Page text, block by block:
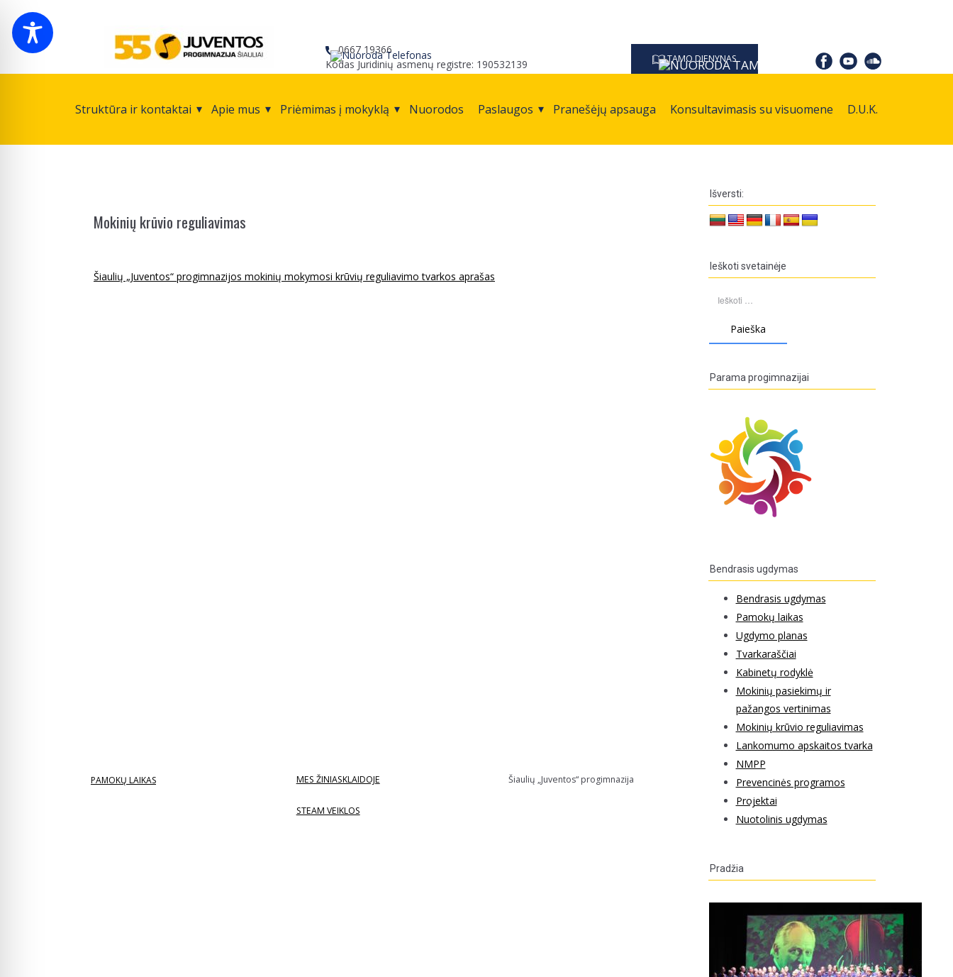
TAMO DIENYNAS
0667 19366
Kodas Juridinių asmenų registre: 190532139
Struktūra ir kontaktai Apie mus Priėmimas į mokyklą Nuorodos Paslaugos Pranešėjų apsauga Konsultavimasis su visuomene D.U.K.
Mokinių krūvio reguliavimas
Šiaulių „Juventos“ progimnazijos mokinių mokymosi krūvių reguliavimo tvarkos aprašas
PAMOKŲ LAIKAS MES ŽINIASKLAIDOJE
STEAM VEIKLOS
Šiaulių „Juventos“ progimnazija
Išversti:
Ieškoti svetainėje
Parama progimnazijai
Bendrasis ugdymas
Bendrasis ugdymas
Pamokų laikas
Ugdymo planas
Tvarkaraščiai
Kabinetų rodyklė
Mokinių pasiekimų ir
pažangos vertinimas
Mokinių krūvio reguliavimas
Lankomumo apskaitos tvarka
NMPP
Prevencinės programos
Projektai
Nuotolinis ugdymas
Pradžia